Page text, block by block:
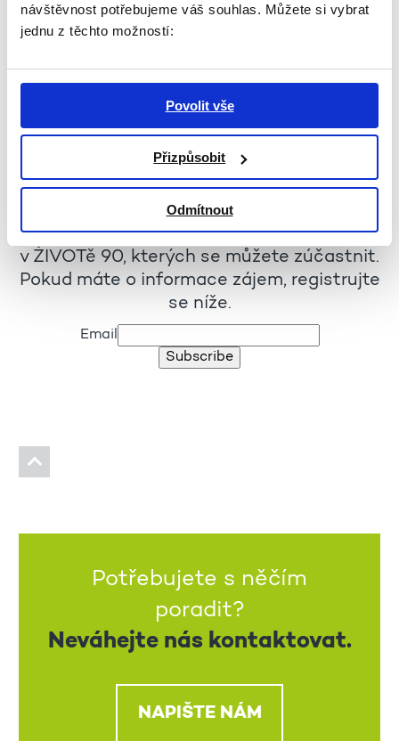
návštěvnost potřebujeme váš souhlas. Můžete si vybrat
jednu z těchto možností:
Povolit vše
Přizpůsobit
Odmítnout
ZPRAVODAJ: SRPEN 2026
Přihlášení do Zpravodaje
Každý měsíc pro vás chystáme zpravodaj
s chystanými událostmi a akcemi
v ŽIVOTě 90, kterých se můžete zúčastnit.
Pokud máte o informace zájem, registrujte
se níže.
Email
Subscribe
Potřebujete s něčím
poradit?
Neváhejte nás kontaktovat.
NAPIŠTE NÁM